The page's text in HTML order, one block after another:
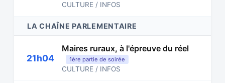
CULTURE / INFOS
LA CHAÎNE PARLEMENTAIRE
21h04
Maires ruraux, à l'épreuve du réel
1ère partie de soirée
CULTURE / INFOS